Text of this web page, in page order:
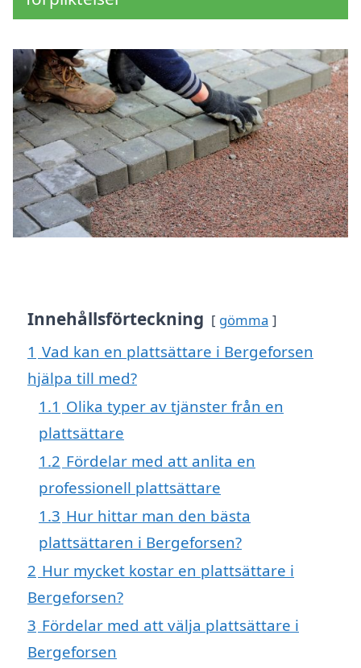
Innehållsförteckning gömma
1 Vad kan en plattsättare i Bergeforsen
hjälpa till med?
1.1 Olika typer av tjänster från en
plattsättare
1.2 Fördelar med att anlita en
professionell plattsättare
1.3 Hur hittar man den bästa
plattsättaren i Bergeforsen?
2 Hur mycket kostar en plattsättare i
Bergeforsen?
3 Fördelar med att välja plattsättare i
Bergeforsen